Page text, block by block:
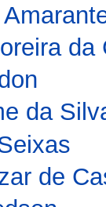
da
da
de